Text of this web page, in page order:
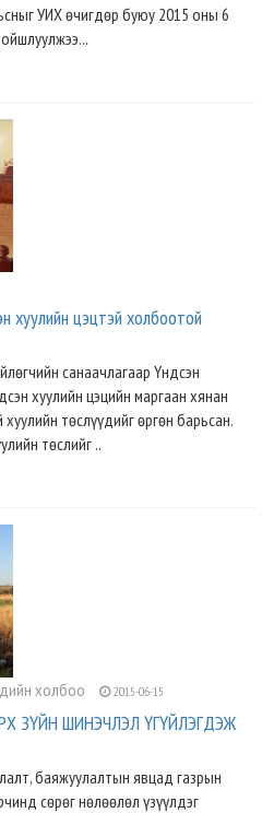
УИХ өчигдөр буюу 2015 оны 6
цэцтэй холбоотой
санаачлагаар Үндсэн
хуулийн цэцийн маргаан хянан
төслүүдийг өргөн барьсан.
төслийг ..
холбоо 2015-06-15
ЗҮЙН ШИНЭЧЛЭЛ ҮГҮЙЛЭГДЭЖ
баяжуулалтын явцад газрын
сөрөг нөлөөлөл үзүүлдэг